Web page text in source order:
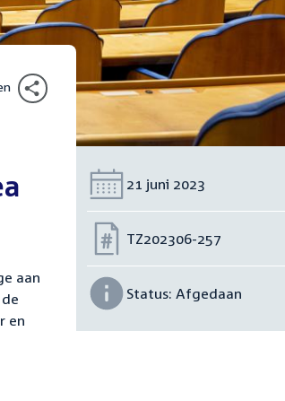
aan
en
Datum:
21 juni 2023
Nummer:
TZ202306-257
Status: Afgedaan